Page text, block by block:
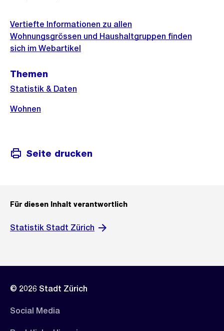
Vertiefte Informationen zu allen
Wohnungsgrössen und Haushaltgruppen finden
sich im Webartikel
Themen
Statistik & Daten
Wohnen
Seite drucken
Für diesen Inhalt verantwortlich
Statistik Stadt Zürich
© 2026 Stadt Zürich
Social Media